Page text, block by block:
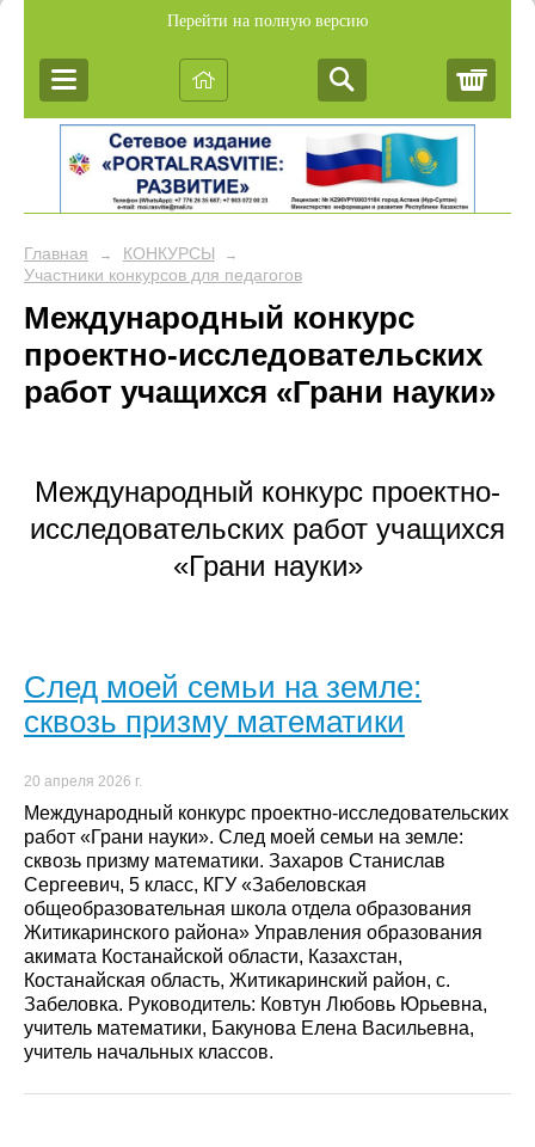
Перейти на полную версию
Главная → КОНКУРСЫ →
Участники конкурсов для педагогов
Международный конкурс
проектно-исследовательских
работ учащихся «Грани науки»
Международный конкурс проектно-
исследовательских работ учащихся
«Грани науки»
След моей семьи на земле:
сквозь призму математики
20 апреля 2026 г.
Международный конкурс проектно-исследовательских
работ «Грани науки». След моей семьи на земле:
сквозь призму математики. Захаров Станислав
Сергеевич, 5 класс, КГУ «Забеловская
общеобразовательная школа отдела образования
Житикаринского района» Управления образования
акимата Костанайской области, Казахстан,
Костанайская область, Житикаринский район, с.
Забеловка. Руководитель: Ковтун Любовь Юрьевна,
учитель математики, Бакунова Елена Васильевна,
учитель начальных классов.